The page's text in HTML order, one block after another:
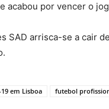
acabou por vencer o
SAD arrisca-se a cair
em Lisboa futebol